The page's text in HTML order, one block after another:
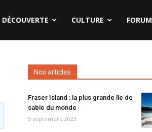
DÉCOUVERTE CULTURE FORUM
Nos articles
Fraser Island : la plus grande île de
sable du monde
5 septembre 2023